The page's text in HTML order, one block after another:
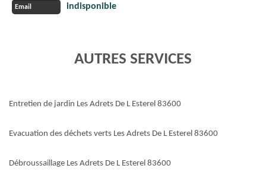
Email indisponible
AUTRES SERVICES
Entretien de jardin Les Adrets De L Esterel 83600
Evacuation des déchets verts Les Adrets De L Esterel 83600
Débroussaillage Les Adrets De L Esterel 83600